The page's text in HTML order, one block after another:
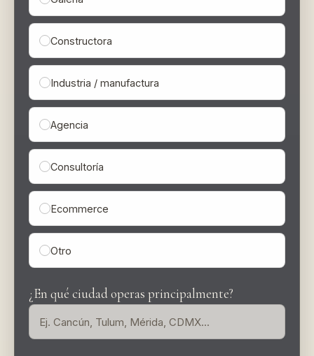
Constructora
Industria / manufactura
Agencia
Consultoría
Ecommerce
Otro
¿En qué ciudad operas principalmente?